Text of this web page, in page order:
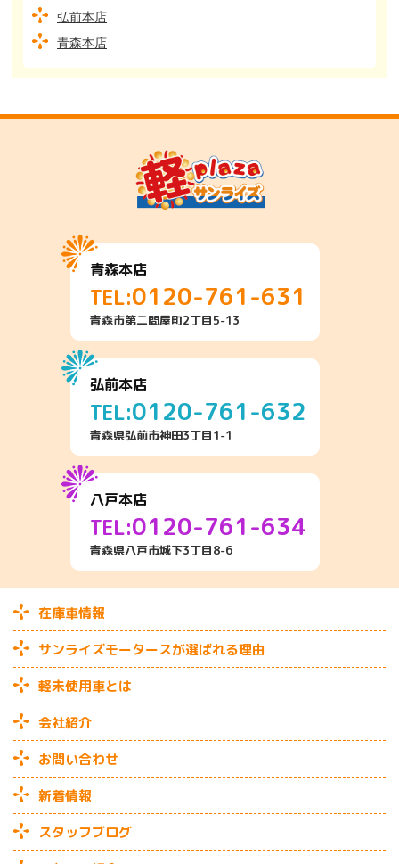
弘前本店
青森本店
青森本店
TEL:0120-761-631
青森市第二問屋町2丁目5-13
弘前本店
TEL:0120-761-632
青森県弘前市神田3丁目1-1
八戸本店
TEL:0120-761-634
青森県八戸市城下3丁目8-6
在庫車情報
サンライズモータースが選ばれる理由
軽未使用車とは
会社紹介
お問い合わせ
新着情報
スタッフブログ